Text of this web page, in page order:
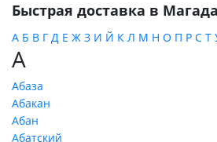
Быстрая доставка в
А Б В Г Д Е Ж З И Й К Л М Н О П Р С Т
А
Абаза
Абакан
Абан
Абатский